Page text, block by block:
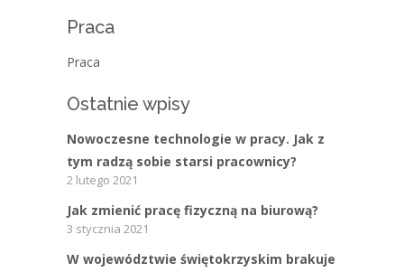
Praca
Praca
Ostatnie wpisy
Nowoczesne technologie w pracy. Jak z
tym radzą sobie starsi pracownicy?
2 lutego 2021
Jak zmienić pracę fizyczną na biurową?
3 stycznia 2021
W województwie świętokrzyskim brakuje